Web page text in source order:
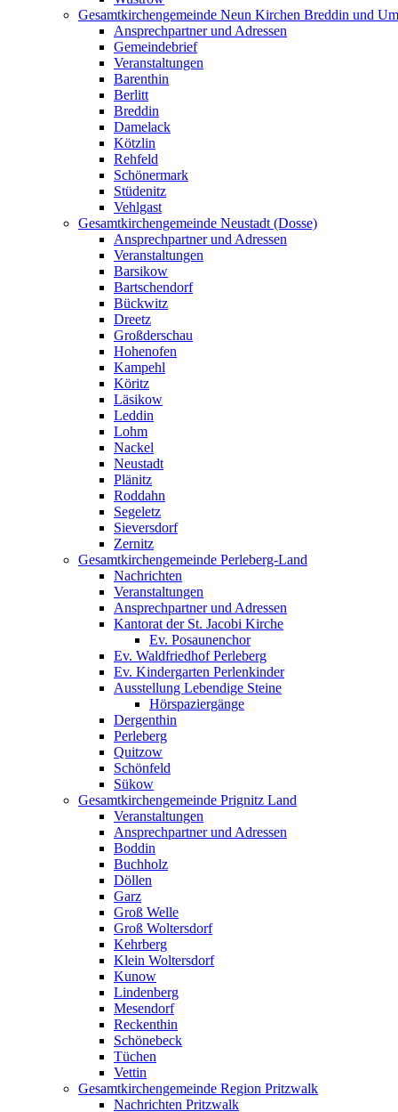
Gesamtkirchengemeinde Neun Kirchen Breddin und
Ansprechpartner und Adressen
Gemeindebrief
Veranstaltungen
Barenthin
Berlitt
Breddin
Damelack
Kötzlin
Rehfeld
Schönermark
Stüdenitz
Vehlgast
Gesamtkirchengemeinde Neustadt (Dosse)
Ansprechpartner und Adressen
Veranstaltungen
Barsikow
Bartschendorf
Bückwitz
Dreetz
Großderschau
Hohenofen
Kampehl
Köritz
Läsikow
Leddin
Lohm
Nackel
Neustadt
Plänitz
Roddahn
Segeletz
Sieversdorf
Zernitz
Gesamtkirchengemeinde Perleberg-Land
Nachrichten
Veranstaltungen
Ansprechpartner und Adressen
Kantorat der St. Jacobi Kirche
Ev. Posaunenchor
Ev. Waldfriedhof Perleberg
Ev. Kindergarten Perlenkinder
Ausstellung Lebendige Steine
Hörspaziergänge
Dergenthin
Perleberg
Quitzow
Schönfeld
Sükow
Gesamtkirchengemeinde Prignitz Land
Veranstaltungen
Ansprechpartner und Adressen
Boddin
Buchholz
Döllen
Garz
Groß Welle
Groß Woltersdorf
Kehrberg
Klein Woltersdorf
Kunow
Lindenberg
Mesendorf
Reckenthin
Schönebeck
Tüchen
Vettin
Gesamtkirchengemeinde Region Pritzwalk
Nachrichten Pritzwalk